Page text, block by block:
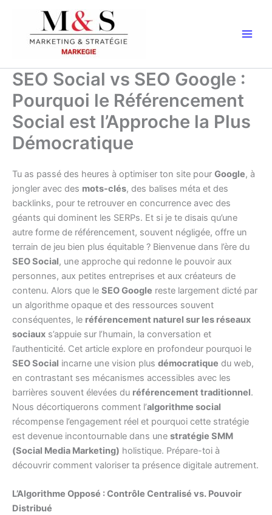
contenu
SEO Social vs SEO Google :
Pourquoi le Référencement
Social est l’Approche la Plus
Démocratique
Tu as passé des heures à optimiser ton site pour Google, à
jongler avec des mots-clés, des balises méta et des
backlinks, pour te retrouver en concurrence avec des
géants qui dominent les SERPs. Et si je te disais qu’une
autre forme de référencement, souvent négligée, offre un
terrain de jeu bien plus équitable ? Bienvenue dans l’ère du
SEO Social, une approche qui redonne le pouvoir aux
personnes, aux petites entreprises et aux créateurs de
contenu. Alors que le SEO Google reste largement dicté par
un algorithme opaque et des ressources souvent
conséquentes, le référencement naturel sur les réseaux
sociaux s’appuie sur l’humain, la conversation et
l’authenticité. Cet article explore en profondeur pourquoi le
SEO Social incarne une vision plus démocratique du web,
en contrastant ses mécanismes accessibles avec les
barrières souvent élevées du référencement traditionnel.
Nous décortiquerons comment l’algorithme social
récompense l’engagement réel et pourquoi cette stratégie
est devenue incontournable dans une stratégie SMM
(Social Media Marketing) holistique. Prépare-toi à
découvrir comment valoriser ta présence digitale autrement.
L’Algorithme Opposé : Contrôle Centralisé vs. Pouvoir
Distribué